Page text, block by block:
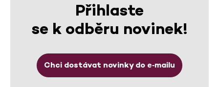
Přihlaste
se k odběru novinek!
Chci dostávat novinky do e‑mailu